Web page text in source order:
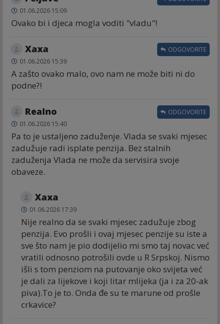
01.06.2026 15:09
Ovako bi i djeca mogla voditi "vladu"!
Хаха
01.06.2026 15:39
A zašto ovako malo, ovo nam ne može biti ni do
podne?!
ODGOVORITE
Realno
01.06.2026 15:40
Pa to je ustaljeno zaduženje. Vlada se svaki mjesec
zadužuje radi isplate penzija. Bez stalnih
zaduženja Vlada ne može da servisira svoje
obaveze.
ODGOVORITE
Хаха
01.06.2026 17:39
Nije realno da se svaki mjesec zadužuje zbog
penzija. Evo prošli i ovaj mjesec penzije su iste a
sve što nam je pio dodijelio mi smo taj novac već
vratili odnosno potrošili ovde u R Srpskoj. Nismo
išli s tom penziom na putovanje oko svijeta već
je dali za lijekove i koji litar mlijeka (ja i za 20-ak
piva).To je to. Onda đe su te marune od prošle
crkavice?